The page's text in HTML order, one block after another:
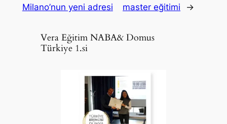
Milano’nun yeni adresi
master eğitimi
→
Vera Eğitim NABA& Domus
Türkiye 1.si